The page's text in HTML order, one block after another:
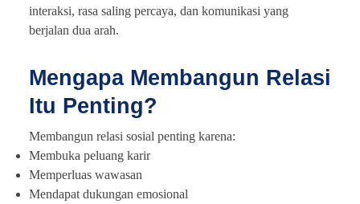
interaksi, rasa saling percaya, dan komunikasi yang
berjalan dua arah.
Mengapa Membangun Relasi
Itu Penting?
Membangun relasi sosial penting karena:
Membuka peluang karir
Memperluas wawasan
Mendapat dukungan emosional